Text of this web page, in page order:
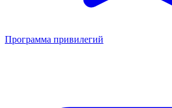
Программа привилегий